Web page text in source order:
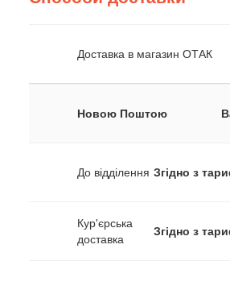
Доставка в магазин ОТАК
Новою Поштою
До відділення Згідно з
Кур'єрська
доставка
Згідно з